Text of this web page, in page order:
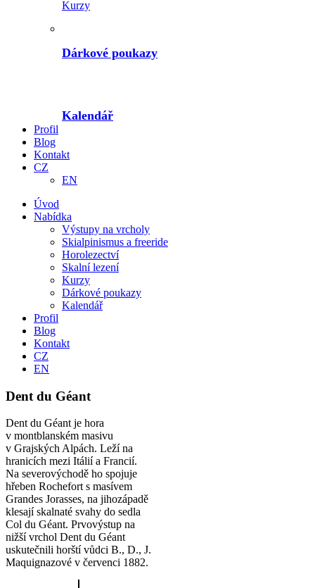
Kurzy
Dárkové poukazy
Kalendář
Profil
Blog
Kontakt
CZ
EN
Úvod
Nabídka
Výstupy na vrcholy
Skialpinismus a freeride
Horolezectví
Skalní lezení
Kurzy
Dárkové poukazy
Kalendář
Profil
Blog
Kontakt
CZ
EN
Dent du Géant
Dent du Géant je hora
v montblanském masivu
v Grajských Alpách. Leží na
hranicích mezi Itálií a Francií.
Na severovýchodě ho spojuje
hřeben Rochefort s masívem
Grandes Jorasses, na jihozápadě
klesají skalnaté svahy do sedla
Col du Géant. Prvovýstup na
nižší vrchol Dent du Géant
uskutečnili horští vůdci B., D., J.
Maquignazové v červenci 1882.